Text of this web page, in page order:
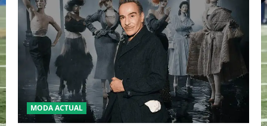
MODA ACTUAL